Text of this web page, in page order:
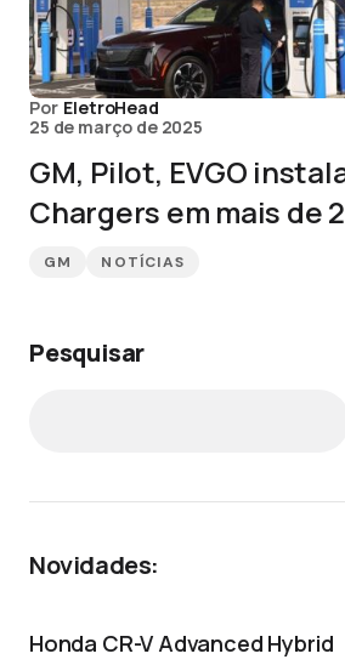
Por EletroHead
25 de março de 2025
GM, Pilot, EVGO
Chargers em mais de
GM NOTÍCIAS
Pesquisar
Novidades:
Honda CR-V Advanced Hybrid